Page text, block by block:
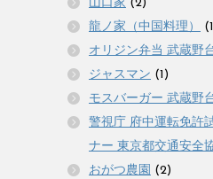
山口家 (2)
龍ノ家（中国料理）
オリジン弁当 武蔵野
ジャスマン (1)
モスバーガー 武蔵野
警視庁 府中運転免許
ナー 東京都交通安全
おがつ農園 (2)